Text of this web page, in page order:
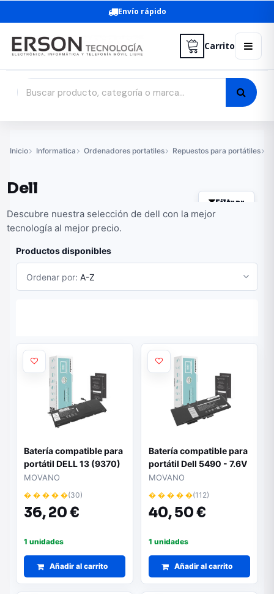
Envío rápido
Carrito
Inicio Informatica Ordenadores portatiles Repuestos para portátiles
Dell
Filtrar
Descubre nuestra selección de dell con la mejor
tecnología al mejor precio.
Productos disponibles
Ordenar por: A-Z
Batería compatible para
portátil DELL 13 (9370)
7.4V 5500 mAh Movano
MOVANO
� � � � �(30)
36,20 €
1 unidades
Añadir al carrito
Batería compatible para
portátil Dell 5490 - 7.6V
| 8500 mAh | Marca
MOVANO
� � � � �(112)
40,50 €
1 unidades
Añadir al carrito